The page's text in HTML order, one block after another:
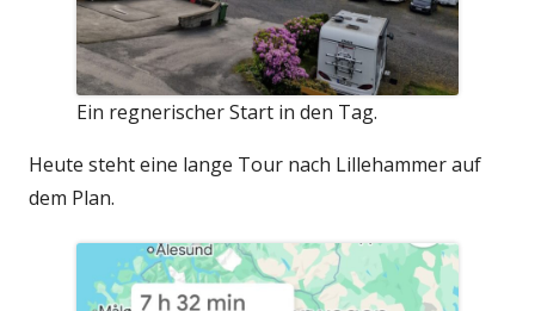
Ein regnerischer Start in den Tag.
Heute steht eine lange Tour nach Lillehammer auf
dem Plan.